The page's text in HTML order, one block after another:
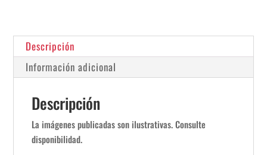
Descripción
Información adicional
Descripción
La imágenes publicadas son ilustrativas. Consulte
disponibilidad.